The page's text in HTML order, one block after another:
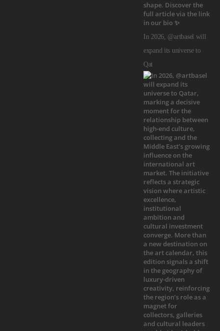
In 2026, @artbasel will
expand its universe to
Qat